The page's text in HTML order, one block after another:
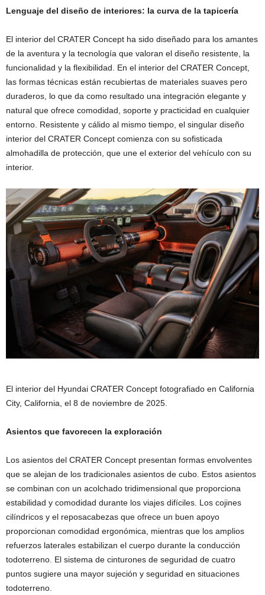
Lenguaje del diseño de interiores: la curva de la tapicería
El interior del CRATER Concept ha sido diseñado para los amantes
de la aventura y la tecnología que valoran el diseño resistente, la
funcionalidad y la flexibilidad. En el interior del CRATER Concept,
las formas técnicas están recubiertas de materiales suaves pero
duraderos, lo que da como resultado una integración elegante y
natural que ofrece comodidad, soporte y practicidad en cualquier
entorno. Resistente y cálido al mismo tiempo, el singular diseño
interior del CRATER Concept comienza con su sofisticada
almohadilla de protección, que une el exterior del vehículo con su
interior.
El interior del Hyundai CRATER Concept fotografiado en California
City, California, el 8 de noviembre de 2025.
Asientos que favorecen la exploración
Los asientos del CRATER Concept presentan formas envolventes
que se alejan de los tradicionales asientos de cubo. Estos asientos
se combinan con un acolchado tridimensional que proporciona
estabilidad y comodidad durante los viajes difíciles. Los cojines
cilíndricos y el reposacabezas que ofrece un buen apoyo
proporcionan comodidad ergonómica, mientras que los amplios
refuerzos laterales estabilizan el cuerpo durante la conducción
todoterreno. El sistema de cinturones de seguridad de cuatro
puntos sugiere una mayor sujeción y seguridad en situaciones
todoterreno.